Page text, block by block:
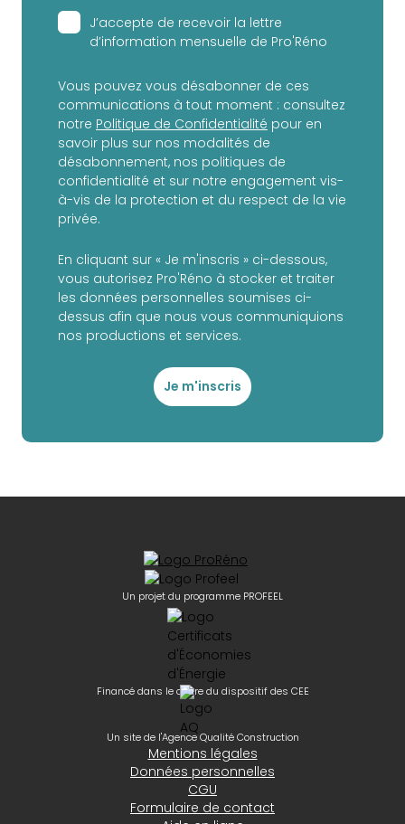
J’accepte de recevoir la lettre
d’information mensuelle de Pro'Réno
Vous pouvez vous désabonner de ces
communications à tout moment : consultez
notre Politique de Confidentialité pour en
savoir plus sur nos modalités de
désabonnement, nos politiques de
confidentialité et sur notre engagement vis-
à-vis de la protection et du respect de la vie
privée.
En cliquant sur « Je m'inscris » ci-dessous,
vous autorisez Pro'Réno à stocker et traiter
les données personnelles soumises ci-
dessus afin que nous vous communiquions
nos productions et services.
Je m'inscris
Un projet du programme PROFEEL
Financé dans le cadre du dispositif des CEE
Un site de l'Agence Qualité Construction
Mentions légales
Données personnelles
CGU
Formulaire de contact